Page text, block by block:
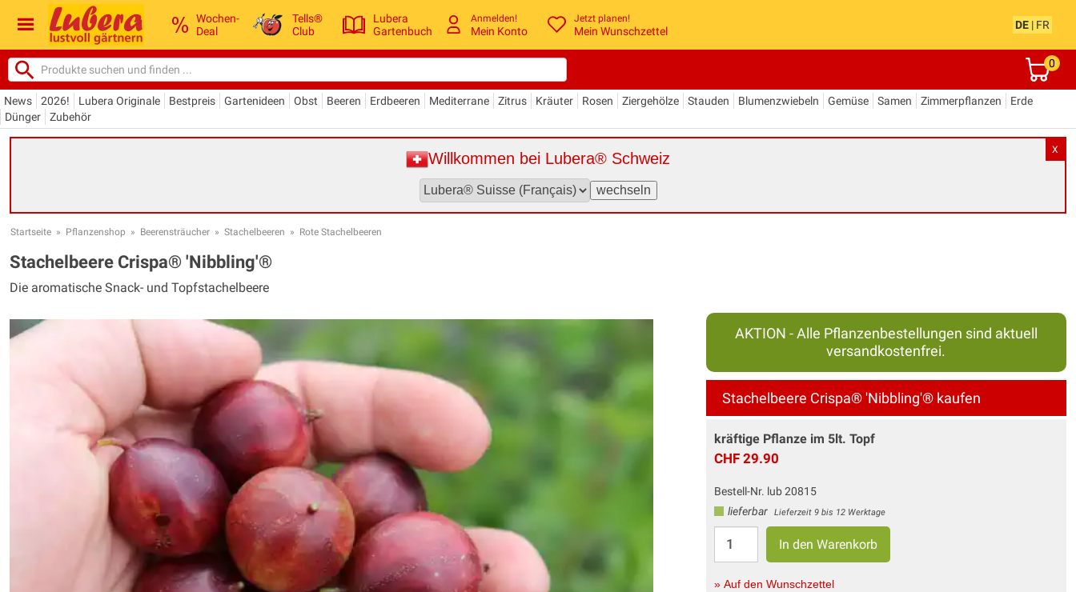
Wochen-
Deal
Tells®
Club
Lubera
Gartenbuch
Anmelden!
Mein Konto
Jetzt planen!
Mein Wunschzettel
DE | FR
0
News 2026! Lubera Originale Bestpreis Gartenideen Obst Beeren Erdbeeren Mediterrane Zitrus Kräuter Rosen Ziergehölze Stauden Blumenzwiebeln Gemüse Samen Zimmerpflanzen
Erde
Dünger
Zubehör
X
Willkommen bei Lubera® Schweiz
Startseite » Pflanzenshop » Beerensträucher » Stachelbeeren » Rote Stachelbeeren
Stachelbeere Crispa® 'Nibbling'®
Die aromatische Snack- und Topfstachelbeere
AKTION - Alle Pflanzenbestellungen sind aktuell
versandkostenfrei.
Stachelbeere Crispa® 'Nibbling'® kaufen
kräftige Pflanze im 5lt. Topf
CHF 29.90
Bestell-Nr. lub 20815
lieferbar
Lieferzeit 9 bis 12 Werktage
» Auf den Wunschzettel